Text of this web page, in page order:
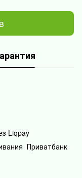
Liqpay
Приватбанк